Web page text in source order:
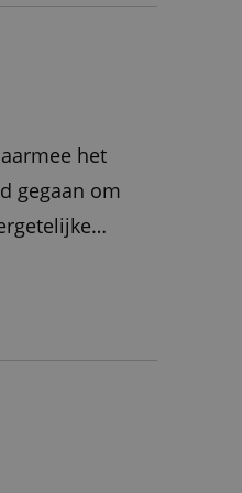
het
gegaan om